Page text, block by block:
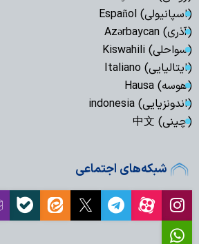
(اسپانیولی) Español
(آذری) Azərbaycan
(سواحلی) Kiswahili
(ایتالیایی) Italiano
(هوسه) Hausa
(اندونزیایی) indonesia
(چینی) 中文
شبکه‌های اجتماعی